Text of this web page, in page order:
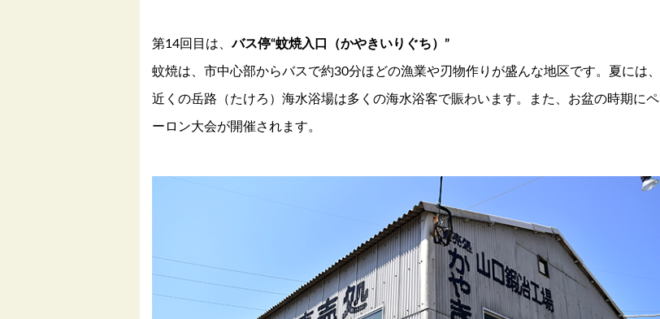
第14回目は、バス停“蚊焼入口（かやきいりぐち）”
蚊焼は、市中心部からバスで約30分ほどの漁業や刃物作りが盛んな地区です。夏には、
近くの岳路（たけろ）海水浴場は多くの海水浴客で賑わいます。また、お盆の時期にペ
ーロン大会が開催されます。